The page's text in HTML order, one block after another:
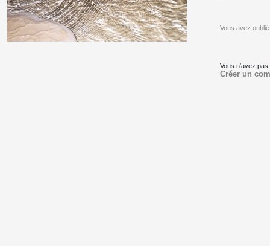
Vous avez
Vous n'avez
Créer un